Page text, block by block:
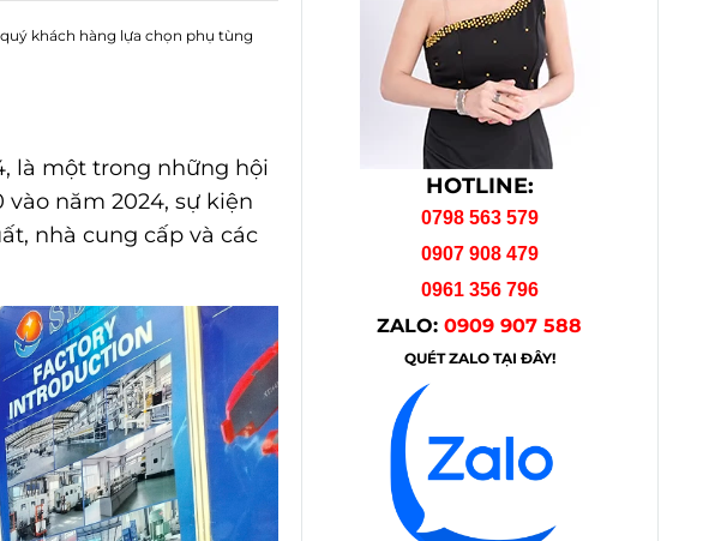
khách hàng lựa chọn phụ tùng
là một trong những hội
năm 2024, sự kiện
nhà cung cấp và các
HOTLINE:
0798 563 579
0907 908 479
0961 356 796
ZALO:0909 907 588
QUÉT ZALO TẠI ĐÂY!